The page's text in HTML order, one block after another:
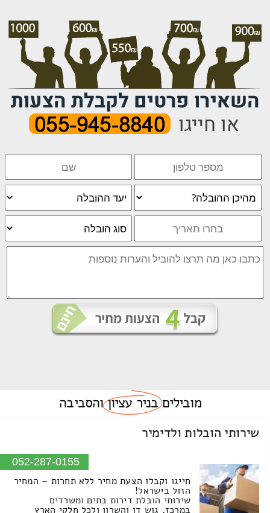
מוביליםבניר עציוןוהסביבה
שירותי הובלות ולדימיר
052-287-0155
חייגו וקבלו הצעת מחיר ללא תחרות – המחיר
הזול בישראל!
שירותי הובלת דירות בתים ומשרדים
במרכז, גוש דן והשרון ולכל חלקי הארץ